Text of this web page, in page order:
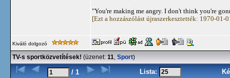
"You're making me angry. I don't think you're
[Ezt a hozzászólást újraszerkesztették: 1970-01-
Kiváló dolgozó
TV-s sportközvetítések! (üzenet: 11, Sport)
/ 1 Lista: